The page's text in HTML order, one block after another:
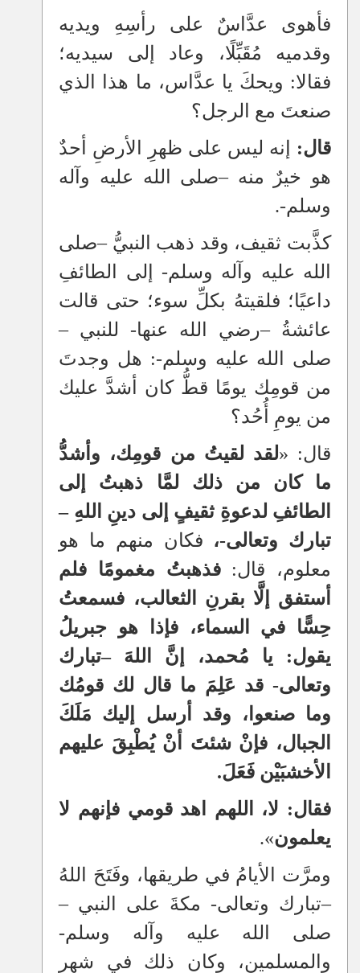
فأهوى عدَّاسٌ على رأسِهِ ويديه
وقدميه مُقَبِّلًا، وعاد إلى سيديه؛
فقالا: ويحكَ يا عدَّاس، ما هذا الذي
صنعتَ مع الرجل؟
قال: إنه ليس على ظهرِ الأرضِ أحدٌ
هو خيرٌ منه–صلى الله عليه وآله
وسلم-.
كذَّبت ثقيف، وقد ذهب النبيُّ–صلى
الله عليه وآله وسلم- إلى الطائفِ
داعيًا؛ فلقيتهُ بكلِّ سوء؛ حتى قالت
عائشةُ–رضي الله عنها- للنبي–
صلى الله عليه وسلم-: هل وجدتَ
من قومِك يومًا قطُّ كان أشدَّ عليك
من يومِ أُحُد؟
قال: «لقد لقيتُ من قومِك، وأشدُّ
ما كان من ذلك لمَّا ذهبتُ إلى
الطائفِ لدعوةِ ثقيفٍ إلى دينِ اللهِ–
تبارك وتعالى-، فكان منهم ما هو
معلوم، قال:فذهبتُ مغمومًا فلم
أستفق إلَّا بقرنِ الثعالب، فسمعتُ
حِسًّا في السماء، فإذا هو جبريلُ
يقول: يا مُحمد، إنَّ اللهَ–تبارك
وتعالى- قد عَلِمَ ما قال لك قومُك
وما صنعوا، وقد أرسل إليك مَلَكَ
الجبال، فإنْ شئتَ أنْ يُطْبِقَ عليهم
الأخشبَيْن فَعَلَ.
فقال: لا، اللهم اهد قومي فإنهم لا
يعلمون».
ومرَّت الأيامُ في طريقها، وفَتَحَ اللهُ
–تبارك وتعالى- مكةَ على النبي–
صلى الله عليه وآله وسلم-
والمسلمين، وكان ذلك في شهر